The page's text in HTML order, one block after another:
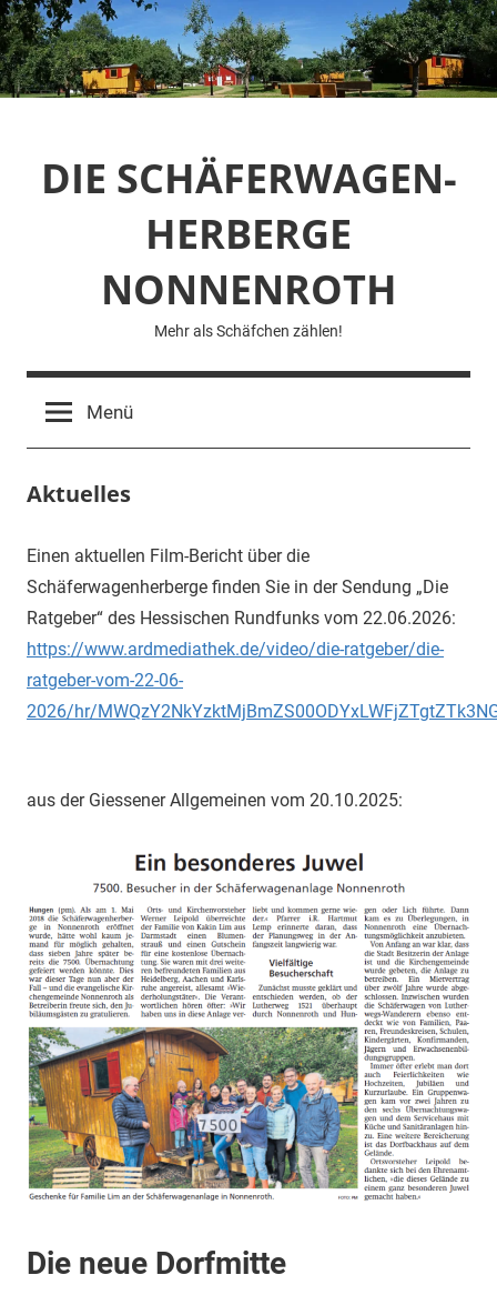
Zum
Inhalt
springen
DIE SCHÄFERWAGEN-
HERBERGE
NONNENROTH
Mehr als Schäfchen zählen!
Menü
Aktuelles
Einen aktuellen Film-Bericht über die
Schäferwagenherberge finden Sie in der Sendung „Die
Ratgeber“ des Hessischen Rundfunks vom 22.06.2026:
https://www.ardmediathek.de/video/die-ratgeber/die-
ratgeber-vom-22-06-
2026/hr/
aus der Giessener Allgemeinen vom 20.10.2025:
Die neue Dorfmitte